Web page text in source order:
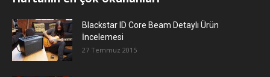
Blackstar ID Core Beam Detaylı Ürün
İncelemesi
27 Temmuz 2015